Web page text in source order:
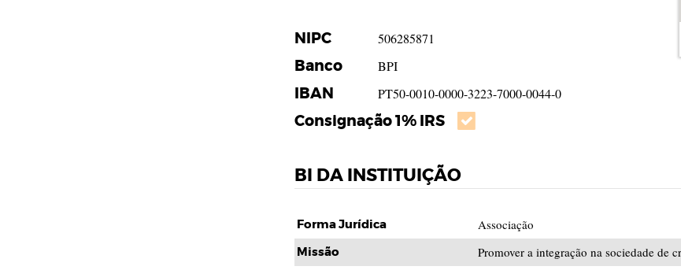
NIPC 506285871
Banco BPI
IBAN PT50-0010-0000-3223-7000-0044-0
Consignação 1% IRS
BI DA INSTITUIÇÃO
Forma Jurídica
Associação
Missão
Promover a integração na sociedade de